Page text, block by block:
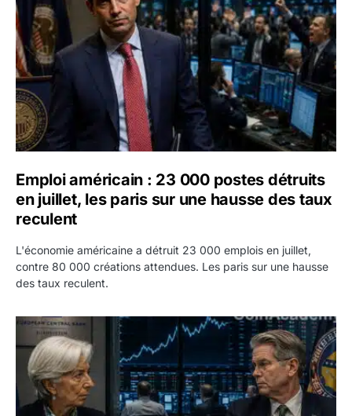
Emploi américain : 23 000 postes détruits
en juillet, les paris sur une hausse des taux
reculent
L'économie américaine a détruit 23 000 emplois en juillet,
contre 80 000 créations attendues. Les paris sur une hausse
des taux reculent.
Yen : Washington a vendu des euros sans prévenir la